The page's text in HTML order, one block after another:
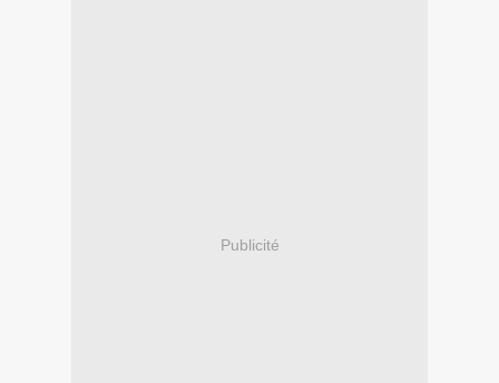
Publicité